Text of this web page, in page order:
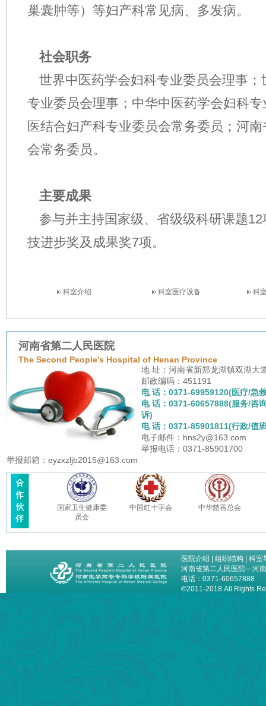
巢囊肿等）等妇产科常见病、多发病。
社会职务
世界中医药学会妇科专业委员会理事
专业委员会理事；中华中医药学会妇科
医结合妇产科专业委员会常务委员；河
会常务委员。
主要成果
参与并主持国家级、省级级科研课题12
技进步奖及成果奖7项。
科室介绍 科室医疗设备 科
河南省第二人民医院
The Second People’s Hospital of Henan Province
地 址：河南省新郑龙湖镇双湖大
邮政编码：451191
电 话：0371-69959120(医疗/急
电 话：0371-60657888(服务/咨
诉)
电 话：0371-85901811(行政/值
电子邮件：hns2y@163.com
举报电话：0371-85901700
举报邮箱：eyzxzljb2015@163.com
国家卫生健康委
员会
中国红十字会 中华慈善总会
医院介绍 组织结构
科室
河南省第二人民医院—河
电话：0371-60657888
©2011-2018 All Rights